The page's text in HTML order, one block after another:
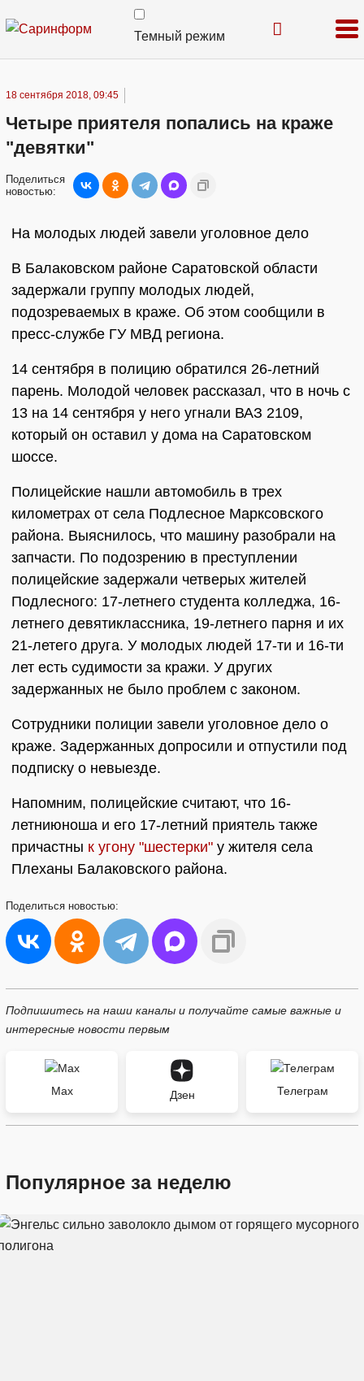
Темный режим
18 сентября 2018, 09:45
Четыре приятеля попались на краже
"девятки"
Поделиться
новостью:
На молодых людей завели уголовное дело
В Балаковском районе Саратовской области
задержали группу молодых людей,
подозреваемых в краже. Об этом сообщили в
пресс-службе ГУ МВД региона.
14 сентября в полицию обратился 26-летний
парень. Молодой человек рассказал, что в ночь с
13 на 14 сентября у него угнали ВАЗ 2109,
который он оставил у дома на Саратовском
шоссе.
Полицейские нашли автомобиль в трех
километрах от села Подлесное Марксовского
района. Выяснилось, что машину разобрали на
запчасти. По подозрению в преступлении
полицейские задержали четверых жителей
Подлесного: 17-летнего студента колледжа, 16-
летнего девятиклассника, 19-летнего парня и их
21-летего друга. У молодых людей 17-ти и 16-ти
лет есть судимости за кражи. У других
задержанных не было проблем с законом.
Сотрудники полиции завели уголовное дело о
краже. Задержанных допросили и отпустили под
подписку о невыезде.
Напомним, полицейские считают, что 16-
летниюноша и его 17-летний приятель также
причастны к угону "шестерки" у жителя села
Плеханы Балаковского района.
Поделиться новостью:
Подпишитесь на наши каналы и получайте самые важные и
интересные новости первым
Max Дзен Телеграм
Популярное за неделю